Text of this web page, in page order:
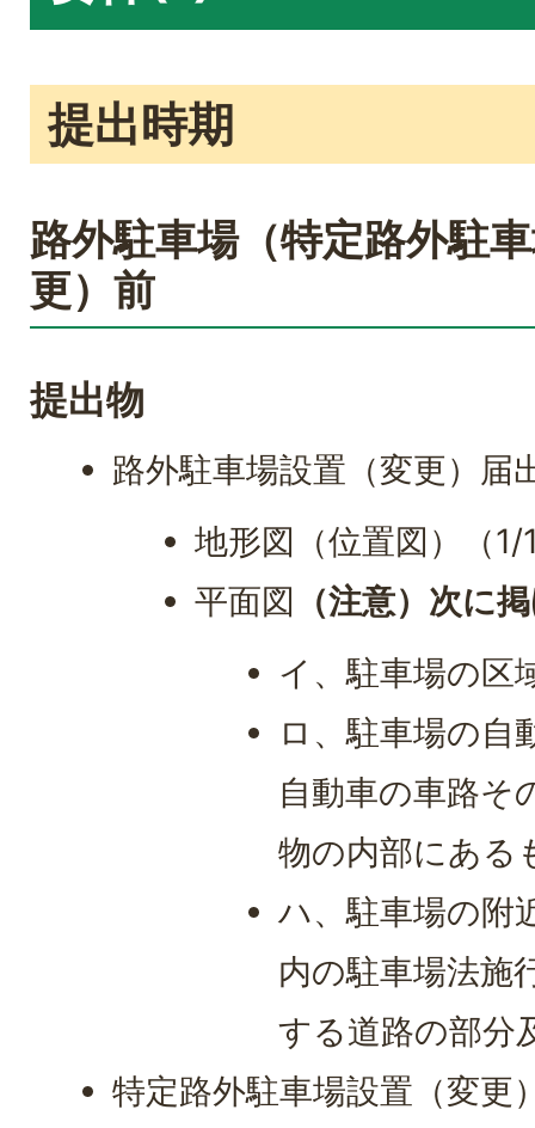
提出時期
路外駐車場（特定路外駐
更）前
提出物
路外駐車場設置（変更）届
地形図（位置図）（
平面図 （注意）次に
イ、駐車場の区
ロ、駐車場の自
自動車の車路そ
物の内部にある
ハ、駐車場の附
内の駐車場法施
する道路の部分
特定路外駐車場設置（変更